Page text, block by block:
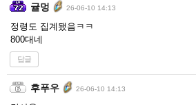
귤멍 26-06-10 14:13
정령도 집계됐음ㅋㅋ
800대네
답글
후푸우 26-06-10 14:13